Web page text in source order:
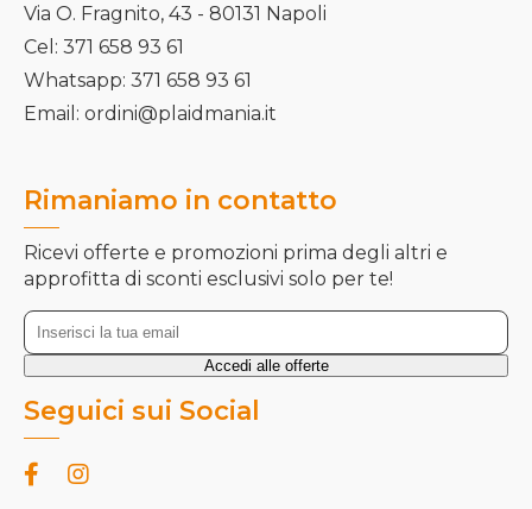
Via O. Fragnito, 43 - 80131 Napoli
Cel: 371 658 93 61
Whatsapp: 371 658 93 61
Email: ordini@plaidmania.it
Rimaniamo in contatto
Ricevi offerte e promozioni prima degli altri e
approfitta di sconti esclusivi solo per te!
Seguici sui Social